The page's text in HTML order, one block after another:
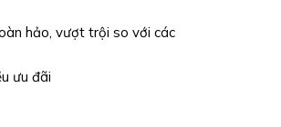
hảo, vượt trội so với các
ưu đãi